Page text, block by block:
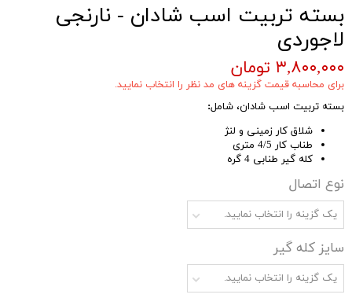
بسته تربیت اسب شادان - نارنجی
لاجوردی
۳,۸۰۰,۰۰۰ تومان
برای محاسبه قیمت گزینه های مد نظر را انتخاب نمایید.
بسته تربیت اسب شادان، شامل:
شلاق کار زمینی و لنژ
طناب کار 4/5 متری
کله گیر طنابی 4 گره
نوع اتصال
یک گزینه را انتخاب نمایید.
سایز کله گیر
یک گزینه را انتخاب نمایید.